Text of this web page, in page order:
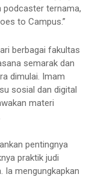
ternama,
to Campus.”
berbagai fakultas
semarak dan
dimulai. Imam
sosial dan digital
materi
pentingnya
praktik judi
Ia mengungkapkan